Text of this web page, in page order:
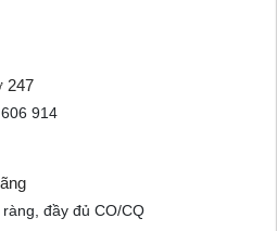
247
914
đầy đủ CO/CQ